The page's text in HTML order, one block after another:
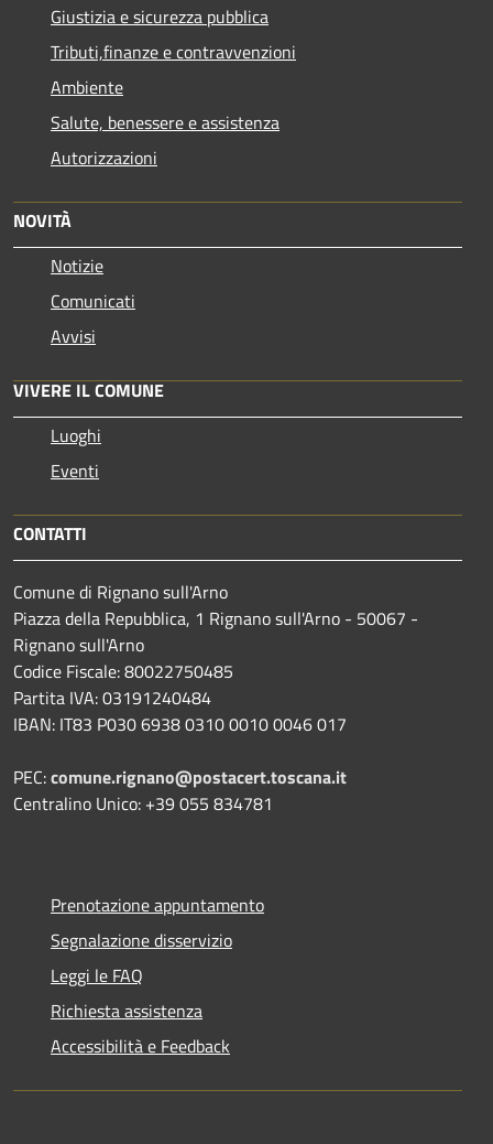
Giustizia e sicurezza pubblica
Tributi,finanze e contravvenzioni
Ambiente
Salute, benessere e assistenza
Autorizzazioni
NOVITÀ
Notizie
Comunicati
Avvisi
VIVERE IL COMUNE
Luoghi
Eventi
CONTATTI
Comune di Rignano sull'Arno
Piazza della Repubblica, 1 Rignano sull'Arno - 50067 -
Rignano sull'Arno
Codice Fiscale: 80022750485
Partita IVA: 03191240484
IBAN: IT83 P030 6938 0310 0010 0046 017
PEC:comune.rignano@postacert.toscana.it
Centralino Unico: +39 055 834781
Prenotazione appuntamento
Segnalazione disservizio
Leggi le FAQ
Richiesta assistenza
Accessibilità e Feedback